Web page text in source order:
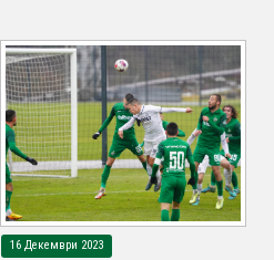
16 Декември 2023